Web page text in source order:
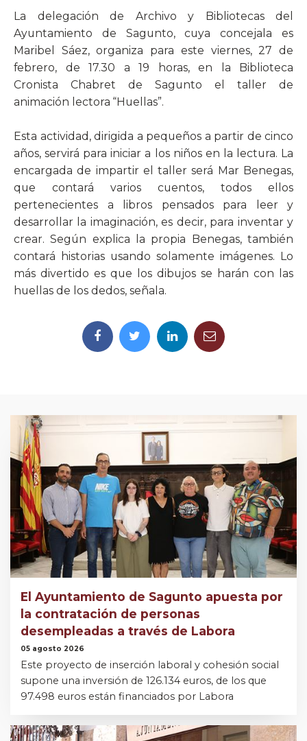
La delegación de Archivo y Bibliotecas del
Ayuntamiento de Sagunto, cuya concejala es
Maribel Sáez, organiza para este viernes, 27 de
febrero, de 17.30 a 19 horas, en la Biblioteca
Cronista Chabret de Sagunto el taller de
animación lectora “Huellas”.
Esta actividad, dirigida a pequeños a partir de cinco
años, servirá para iniciar a los niños en la lectura. La
encargada de impartir el taller será Mar Benegas,
que contará varios cuentos, todos ellos
pertenecientes a libros pensados para leer y
desarrollar la imaginación, es decir, para inventar y
crear. Según explica la propia Benegas, también
contará historias usando solamente imágenes. Lo
más divertido es que los dibujos se harán con las
huellas de los dedos, señala.
El Ayuntamiento de Sagunto apuesta por
la contratación de personas
desempleadas a través de Labora
05 agosto 2026
Este proyecto de inserción laboral y cohesión social
supone una inversión de 126.134 euros, de los que
97.498 euros están financiados por Labora